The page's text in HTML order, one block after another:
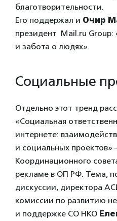
благотворительности.
Его поддержал и Очир
президент Mail.ru
и забота о людях».
Социальные
Отдельно этот тренд
«Социальная
интернете:
и социальных
Координационного
рекламе в ОП РФ. Тема,
дискуссии, директора
комиссии по развитию
и поддержке СО НКО